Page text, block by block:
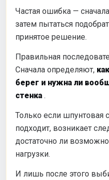
Частая ошибка —
затем пытаться
принятое решение.
Правильная
Сначала определяют,
берег и нужна ли
стенка .
Только если шпунтовая
подходит, возникает
достаточно ли
нагрузки.
И лишь после этого